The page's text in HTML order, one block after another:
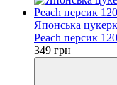
Японська
Peach персик
349 грн